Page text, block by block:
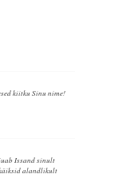
kiitku Sinu nime!
Issand sinult
käiksid alandlikult